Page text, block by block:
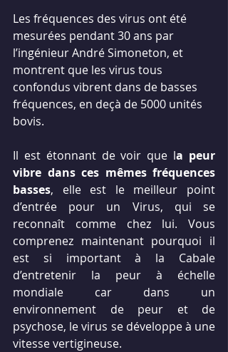
Les fréquences des virus ont été
mesurées pendant 30 ans par
l’ingénieur André Simoneton, et
montrent que les virus tous
confondus vibrent dans de basses
fréquences, en deçà de 5000 unités
bovis.
Il est étonnant de voir que la peur
vibre dans ces mêmes fréquences
basses, elle est le meilleur point
d’entrée pour un Virus, qui se
reconnaît comme chez lui. Vous
comprenez maintenant pourquoi il
est si important à la Cabale
d’entretenir la peur à échelle
mondiale car dans un
environnement de peur et de
psychose, le virus se développe à une
vitesse vertigineuse.